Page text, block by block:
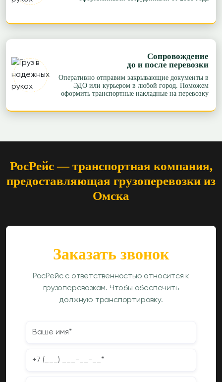
Сопровождение
до и после перевозки
Оперативно отправим закрывающие документы в
ЭДО или курьером в любой город. Поможем
оформить транспортные накладные на перевозку
Заказать звонок
РосРейс с ответственностью относится к
грузоперевозкам. Чтобы обеспечить
должную транспортировку.
РосРейс — транспортная компания,
предоставляющая грузоперевозки из
Омска